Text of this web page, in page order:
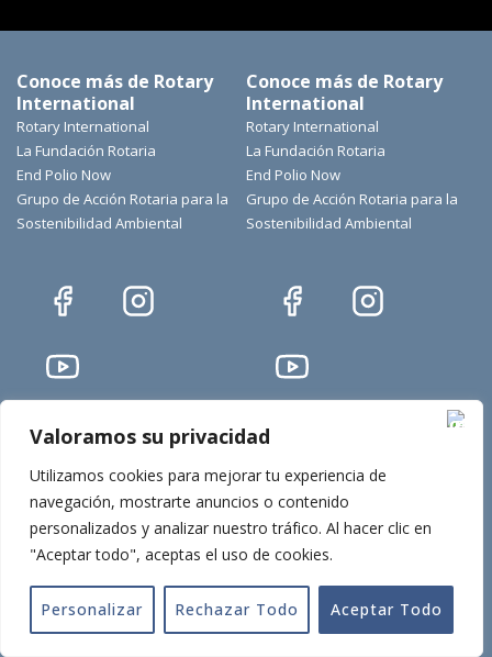
Valoramos su privacidad
Utilizamos cookies para mejorar tu experiencia de
navegación, mostrarte anuncios o contenido
personalizados y analizar nuestro tráfico. Al hacer clic en
"Aceptar todo", aceptas el uso de cookies.
Personalizar Rechazar Todo Aceptar Todo
Conoce más de Rotary
International
Rotary International
La Fundación Rotaria
End Polio Now
Grupo de Acción Rotaria para la
Sostenibilidad Ambiental
Conoce más de Rotary
International
Rotary International
La Fundación Rotaria
End Polio Now
Grupo de Acción Rotaria para la
Sostenibilidad Ambiental
Club Rotario de
Guayaquil Astillero ©
Club Rotario de
Guayaquil Astillero ©